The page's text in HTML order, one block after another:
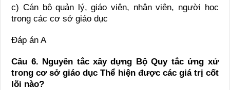
c) Cán bộ quản lý, giáo viên, nhân viên, người học
trong các cơ sở giáo dục
Đáp án A
Câu 6. Nguyên tắc xây dựng Bộ Quy tắc ứng xử
trong cơ sở giáo dục Thể hiện được các giá trị cốt
lõi nào?